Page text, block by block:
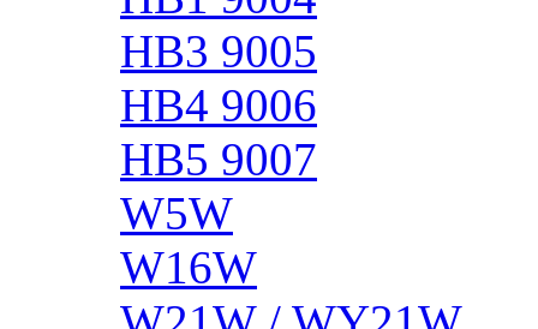
HB3 9005
HB4 9006
HB5 9007
W5W
W16W